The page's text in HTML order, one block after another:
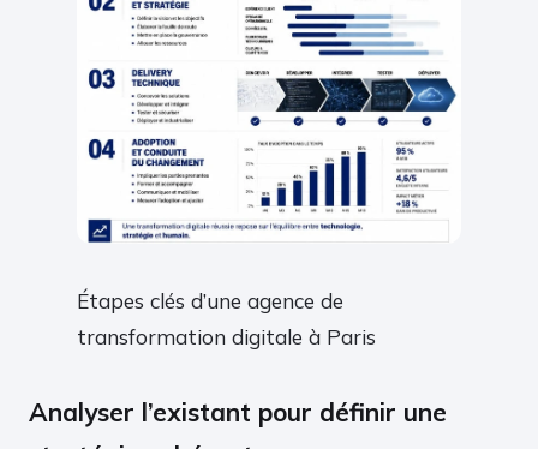
Étapes clés d’une agence de
transformation digitale à Paris
Analyser l’existant pour définir une